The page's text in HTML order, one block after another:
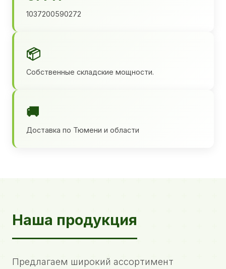
1037200590272
📦
Собственные складские мощности.
🚚
Доставка по Тюмени и области
Наша продукция
Предлагаем широкий ассортимент